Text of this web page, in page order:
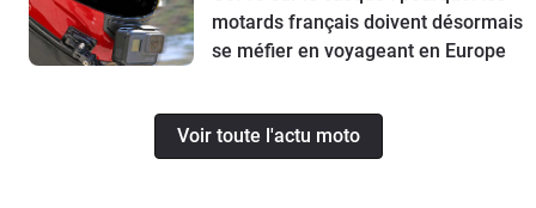
motards français doivent désormais
se méfier en voyageant en Europe
Voir toute l'actu moto